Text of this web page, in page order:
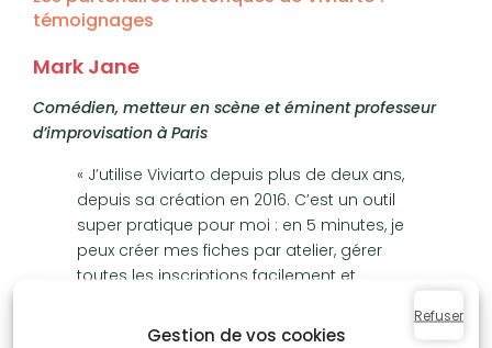
Gestion de vos cookies
Refuser
témoignages
Mark Jane
Comédien, metteur en scène et éminent professeur
d’improvisation à Paris
« J’utilise Viviarto depuis plus de deux ans,
depuis sa création en 2016. C’est un outil
super pratique pour moi : en 5 minutes, je
peux créer mes fiches par atelier, gérer
toutes les inscriptions facilement et
participants grâce aux mails groupés. »